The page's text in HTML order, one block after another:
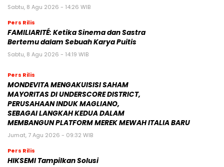
Sabtu, 8 Agu 2026 - 14:26 WIB
Pers Rilis
FAMILIARITÉ: Ketika Sinema dan Sastra
Bertemu dalam Sebuah Karya Puitis
Sabtu, 8 Agu 2026 - 14:19 WIB
Pers Rilis
MONDEVITA MENGAKUISISI SAHAM
MAYORITAS DI UNDERSCORE DISTRICT,
PERUSAHAAN INDUK MAGLIANO,
SEBAGAI LANGKAH KEDUA DALAM
MEMBANGUN PLATFORM MEREK MEWAH ITALIA BARU
Jumat, 7 Agu 2026 - 09:32 WIB
Pers Rilis
HIKSEMI Tampilkan Solusi